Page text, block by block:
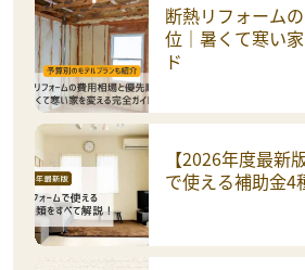
断熱リフォーム
位｜暑くて寒い
ド
【2026年度最新
で使える補助金4